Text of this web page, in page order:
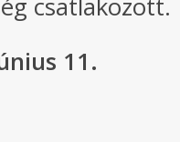
csatlakozott.
11.